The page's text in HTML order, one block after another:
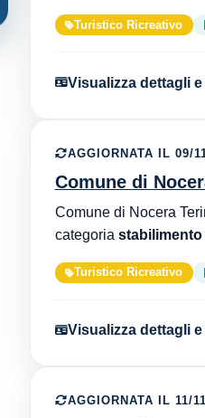
Turistico Ricreativo
Visualizza dettagli
AGGIORNATA IL 09/
Comune di
categoria
Turistico Ricreativo
Visualizza dettagli
AGGIORNATA IL 11/